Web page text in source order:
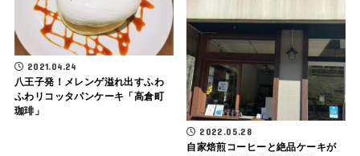
2021.04.24
八王子発！メレンゲ溢れ出すふわ
ふわリコッタパンケーキ「高倉町
珈琲」
2022.05.28
自家焙煎コーヒーと絶品ケーキが